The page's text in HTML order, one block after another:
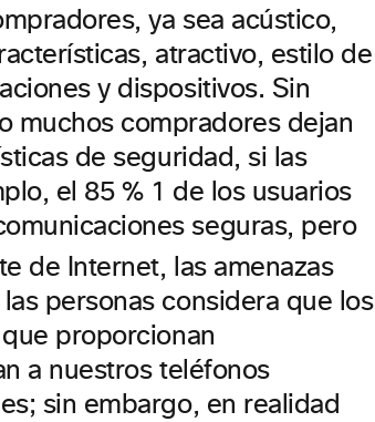
ya sea acústico,
atractivo, estilo de
y dispositivos. Sin
muchos compradores dejan
de seguridad, si las
el 85 % 1 de los usuarios
seguras, pero
de Internet, las amenazas
personas considera que los
proporcionan
a nuestros teléfonos
sin embargo, en realidad